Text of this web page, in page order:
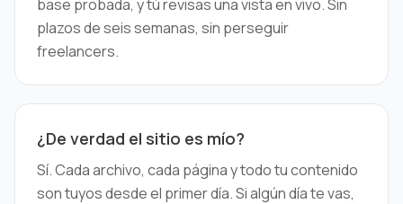
base probada, y tú revisas una vista en vivo. Sin
plazos de seis semanas, sin perseguir
freelancers.
¿De verdad el sitio es mío?
Sí. Cada archivo, cada página y todo tu contenido
son tuyos desde el primer día. Si algún día te vas,